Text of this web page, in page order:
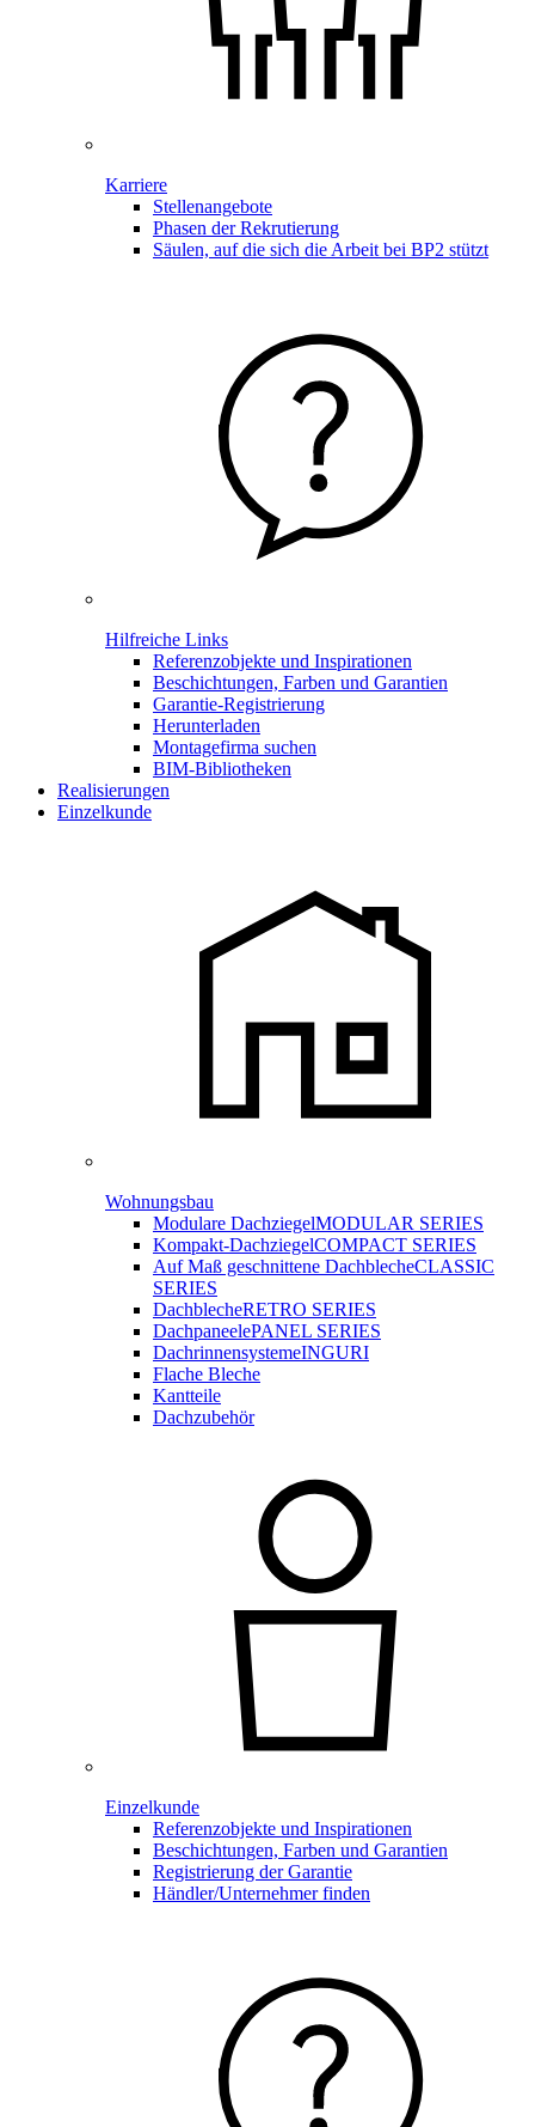
Karriere
Stellenangebote
Phasen der Rekrutierung
Säulen, auf die sich die Arbeit bei BP2 stützt
Hilfreiche Links
Referenzobjekte und Inspirationen
Beschichtungen, Farben und Garantien
Garantie-Registrierung
Herunterladen
Montagefirma suchen
BIM-Bibliotheken
Realisierungen
Einzelkunde
Wohnungsbau
Modulare DachziegelMODULAR SERIES
Kompakt-DachziegelCOMPACT SERIES
Auf Maß geschnittene DachblecheCLASSIC
SERIES
DachblecheRETRO SERIES
DachpaneelePANEL SERIES
DachrinnensystemeINGURI
Flache Bleche
Kantteile
Dachzubehör
Einzelkunde
Referenzobjekte und Inspirationen
Beschichtungen, Farben und Garantien
Registrierung der Garantie
Händler/Unternehmer finden